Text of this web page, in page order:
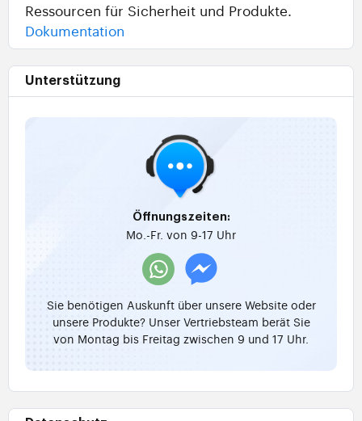
Ressourcen für Sicherheit und Produkte.
Dokumentation
Unterstützung
Öffnungszeiten:
Mo.-Fr. von 9-17 Uhr
Sie benötigen Auskunft über unsere Website oder
unsere Produkte? Unser Vertriebsteam berät Sie
von Montag bis Freitag zwischen 9 und 17 Uhr.